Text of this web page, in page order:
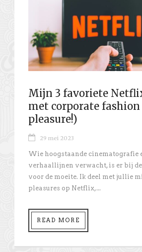
Mijn 3 favoriete
met corporate
pleasure!)
29 mei 2023
Wie hoogstaande cinematografie
verhaallijnen verwacht, is er bij
voor de moeite. Ik deel met jullie
pleasures op Netflix,...
READ MORE